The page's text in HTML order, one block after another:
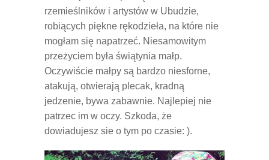
rzemieślników i artystów w Ubudzie,
robiących piękne rękodzieła, na które nie
mogłam się napatrzeć. Niesamowitym
przeżyciem była świątynia małp.
Oczywiście małpy są bardzo niesforne,
atakują, otwierają plecak, kradną
jedzenie, bywa zabawnie. Najlepiej nie
patrzec im w oczy. Szkoda, że
dowiadujesz sie o tym po czasie: ).